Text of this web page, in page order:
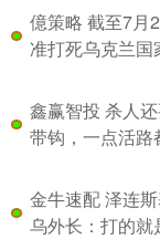
億策略 截至7月
准打死乌克兰
鑫赢智投 杀人
带钩，一点活路
金牛速配 泽连
乌外长：打的就